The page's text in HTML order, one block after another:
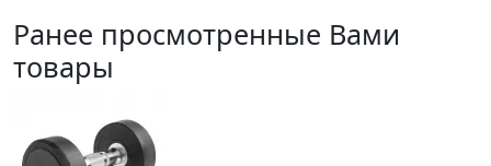
Ранее просмотренные Вами
товары